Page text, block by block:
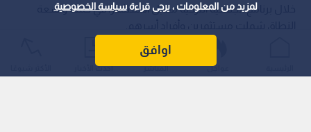
لمزيد من المعلومات ، يرجى قراءةسياسة الخصوصية
اوافق
خلال برنامج الجنسية التركية مقابل الاستثمار، في حملة واسعة
عواجل المباشر أحدث الأخبار